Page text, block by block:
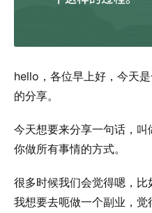
hello，各位早上好，今天
的分享。
今天想要来分享一句话，
你做所有事情的方式。
很多时候我们会觉得嗯，
我想要去呃做一个副业，